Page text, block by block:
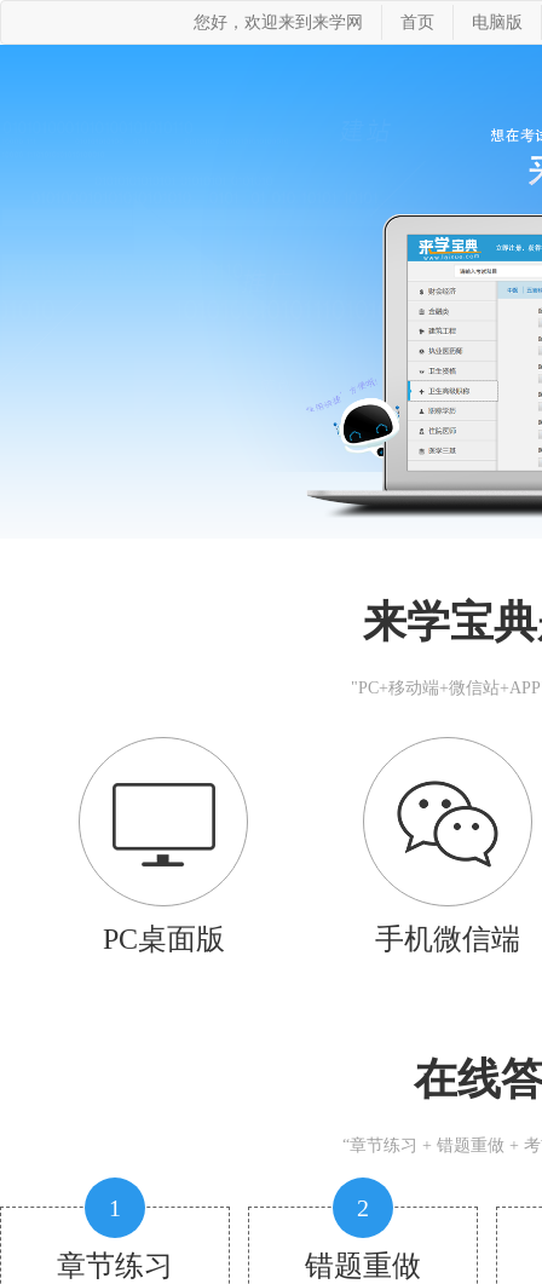
您好，欢迎来到来学网 首页 电脑版
来学宝
"PC+移动端+微信站
PC桌面版 手机微信端
在线
“章节练习 + 错题重做 +
1
章节练习
2
错题重做